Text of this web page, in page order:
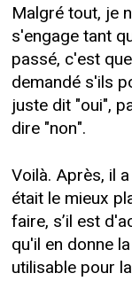
Malgré tout, je
s'engage tant
passé, c'est
demandé s'ils
juste dit "oui",
dire "non".
Voilà. Après, il
était le mieux
faire, s’il est
qu'il en donne
utilisable pour